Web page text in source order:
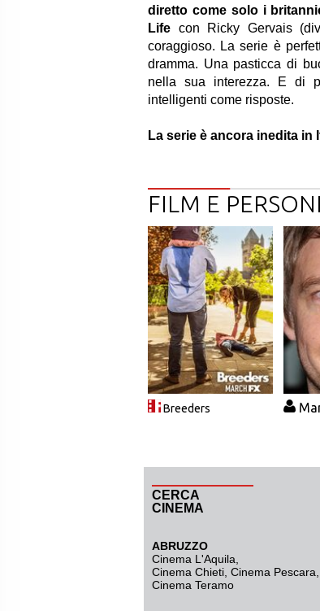
diretto come solo i
Life con Ricky Gervais
coraggioso. La serie è
dramma. Una pasticca di
nella sua interezza. E di
intelligenti come risposte.
La serie è ancora inedita in
FILM E
Breeders
CERCA
CINEMA
ABRUZZO
Cinema L'Aquila
Cinema Chieti, Cinema Pescara,
Cinema Teramo